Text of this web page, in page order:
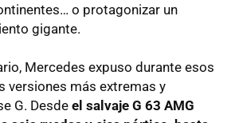
o protagonizar un
gigante.
Mercedes expuso durante esos
versiones más extremas y
G. Desdeel salvaje G 63 AMG